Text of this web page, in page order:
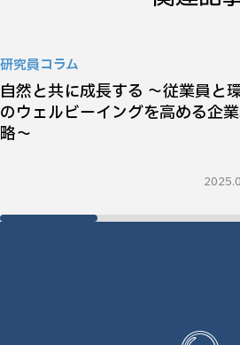
研究員コラム
自然と共に成長する ～従業員と
のウェルビーイングを高める企
略～